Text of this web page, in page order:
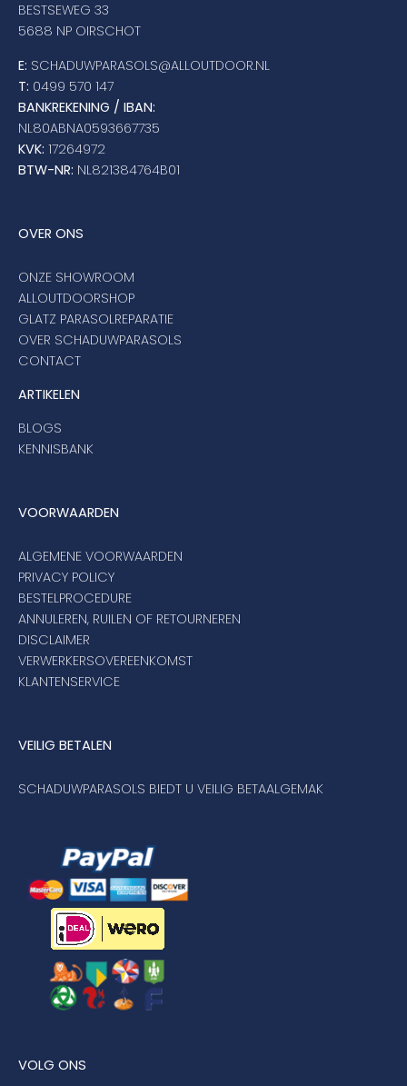
BESTSEWEG 33
5688 NP OIRSCHOT
E: SCHADUWPARASOLS@ALLOUTDOOR.NL
T: 0499 570 147
BANKREKENING / IBAN:
NL80ABNA0593667735
KVK: 17264972
BTW-NR: NL821384764B01
OVER ONS
ONZE SHOWROOM
ALLOUTDOORSHOP
GLATZ PARASOLREPARATIE
OVER SCHADUWPARASOLS
CONTACT
ARTIKELEN
BLOGS
KENNISBANK
VOORWAARDEN
ALGEMENE VOORWAARDEN
PRIVACY POLICY
BESTELPROCEDURE
ANNULEREN, RUILEN OF RETOURNEREN
DISCLAIMER
VERWERKERSOVEREENKOMST
KLANTENSERVICE
VEILIG BETALEN
SCHADUWPARASOLS BIEDT U VEILIG BETAALGEMAK
VOLG ONS